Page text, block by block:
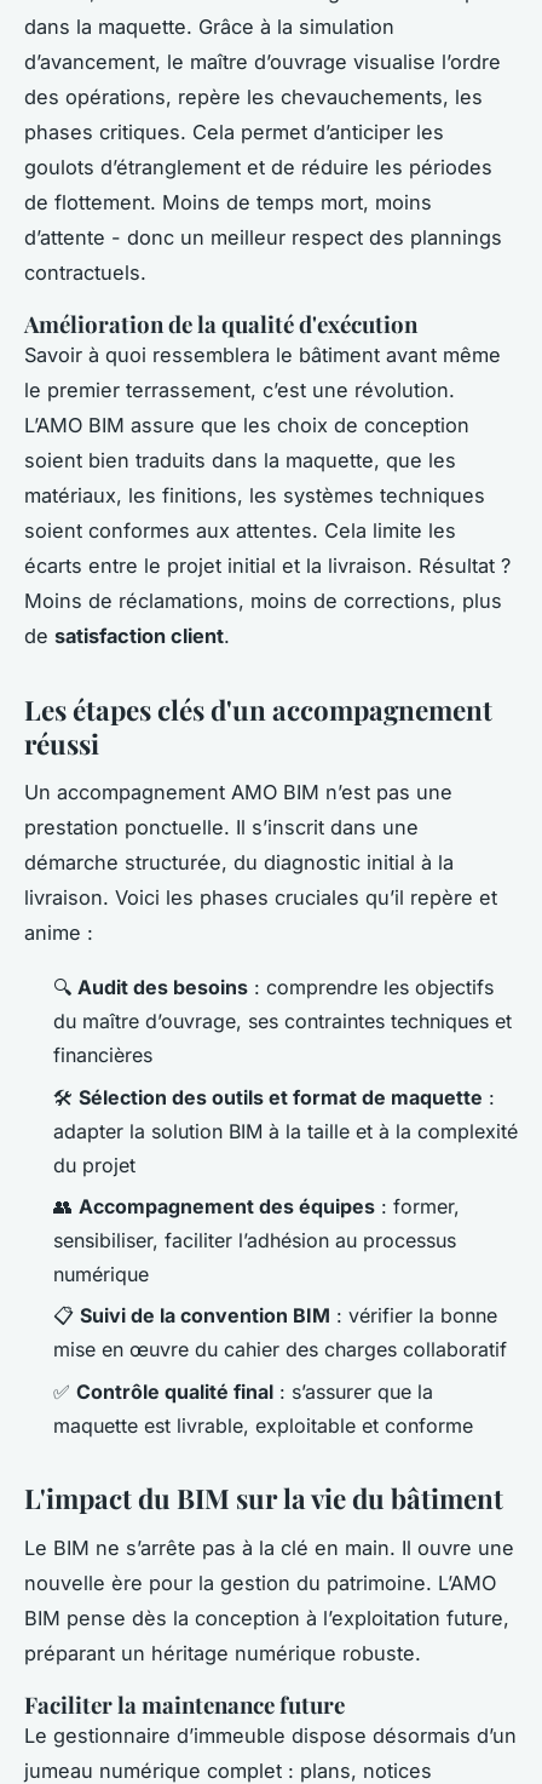
dans la maquette. Grâce à la simulation
d’avancement, le maître d’ouvrage visualise l’ordre
des opérations, repère les chevauchements, les
phases critiques. Cela permet d’anticiper les
goulots d’étranglement et de réduire les périodes
de flottement. Moins de temps mort, moins
d’attente - donc un meilleur respect des plannings
contractuels.
Amélioration de la qualité d'exécution
Savoir à quoi ressemblera le bâtiment avant même
le premier terrassement, c’est une révolution.
L’AMO BIM assure que les choix de conception
soient bien traduits dans la maquette, que les
matériaux, les finitions, les systèmes techniques
soient conformes aux attentes. Cela limite les
écarts entre le projet initial et la livraison. Résultat ?
Moins de réclamations, moins de corrections, plus
de satisfaction client.
Les étapes clés d'un accompagnement
réussi
Un accompagnement AMO BIM n’est pas une
prestation ponctuelle. Il s’inscrit dans une
démarche structurée, du diagnostic initial à la
livraison. Voici les phases cruciales qu’il repère et
anime :
🔍 Audit des besoins : comprendre les objectifs
du maître d’ouvrage, ses contraintes techniques et
financières
🛠️ Sélection des outils et format de maquette :
adapter la solution BIM à la taille et à la complexité
du projet
👥 Accompagnement des équipes : former,
sensibiliser, faciliter l’adhésion au processus
numérique
📋 Suivi de la convention BIM : vérifier la bonne
mise en œuvre du cahier des charges collaboratif
✅ Contrôle qualité final : s’assurer que la
maquette est livrable, exploitable et conforme
L'impact du BIM sur la vie du bâtiment
Le BIM ne s’arrête pas à la clé en main. Il ouvre une
nouvelle ère pour la gestion du patrimoine. L’AMO
BIM pense dès la conception à l’exploitation future,
préparant un héritage numérique robuste.
Faciliter la maintenance future
Le gestionnaire d’immeuble dispose désormais d’un
jumeau numérique complet : plans, notices